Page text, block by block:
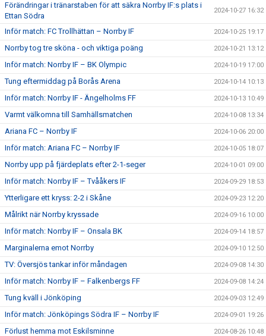
Förändringar i tränarstaben för att säkra Norrby IF:s plats i
Ettan Södra
2024-10-27 16:32
Inför match: FC Trollhättan – Norrby IF 2024-10-25 19:17
Norrby tog tre sköna - och viktiga poäng 2024-10-21 13:12
Inför match: Norrby IF – BK Olympic 2024-10-19 17:00
Tung eftermiddag på Borås Arena 2024-10-14 10:13
Inför match: Norrby IF - Ängelholms FF 2024-10-13 10:49
Varmt välkomna till Samhällsmatchen 2024-10-08 13:34
Ariana FC – Norrby IF 2024-10-06 20:00
Inför match: Ariana FC – Norrby IF 2024-10-05 18:07
Norrby upp på fjärdeplats efter 2-1-seger 2024-10-01 09:00
Inför match: Norrby IF – Tvååkers IF 2024-09-29 18:53
Ytterligare ett kryss: 2-2 i Skåne 2024-09-23 12:20
Målrikt när Norrby kryssade 2024-09-16 10:00
Inför match: Norrby IF – Onsala BK 2024-09-14 18:57
Marginalerna emot Norrby 2024-09-10 12:50
TV: Översjös tankar inför måndagen 2024-09-08 14:30
Inför match: Norrby IF – Falkenbergs FF 2024-09-08 14:24
Tung kväll i Jönköping 2024-09-03 12:49
Inför match: Jönköpings Södra IF – Norrby IF 2024-09-01 19:26
Förlust hemma mot Eskilsminne 2024-08-26 10:48